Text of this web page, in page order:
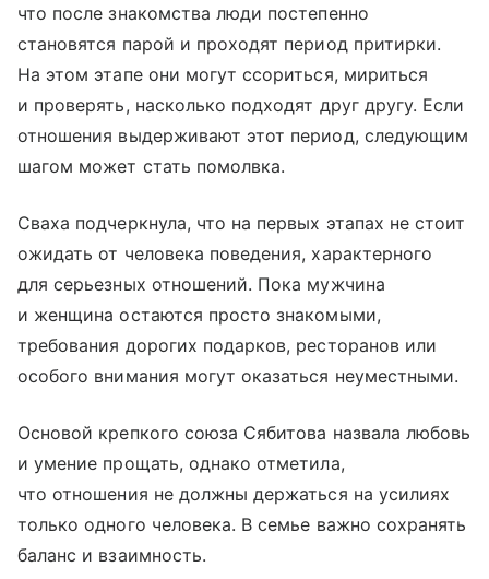
что после знакомства люди постепенно
становятся парой и проходят период притирки.
На этом этапе они могут ссориться, мириться
и проверять, насколько подходят друг другу. Если
отношения выдерживают этот период, следующим
шагом может стать помолвка.
Сваха подчеркнула, что на первых этапах не стоит
ожидать от человека поведения, характерного
для серьезных отношений. Пока мужчина
и женщина остаются просто знакомыми,
требования дорогих подарков, ресторанов или
особого внимания могут оказаться неуместными.
Основой крепкого союза Сябитова назвала любовь
и умение прощать, однако отметила,
что отношения не должны держаться на усилиях
только одного человека. В семье важно сохранять
баланс и взаимность.